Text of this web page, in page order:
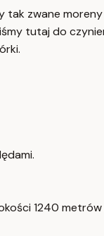
zwane
tutaj do
1240